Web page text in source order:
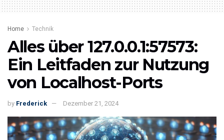
Home Technik
Alles über 127.0.0.1:57573:
Ein Leitfaden zur Nutzung
von Localhost-Ports
by Frederick Dezember 21, 2024